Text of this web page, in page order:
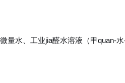
量水、工业jia醛水溶液（甲quan-